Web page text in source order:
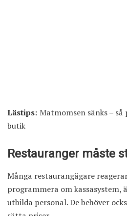
Lästips: Matmomsen sänks –
butik
Restauranger måste
Många restaurangägare
programmera om kassasystem,
utbilda personal. De behöver